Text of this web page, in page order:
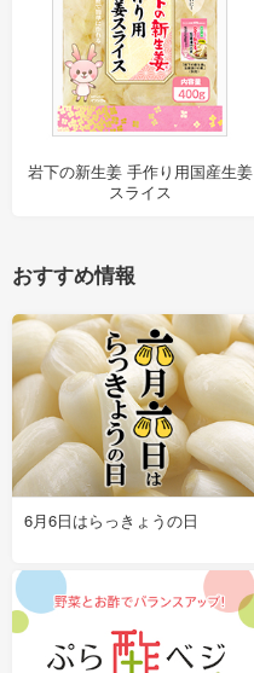
岩下の新生姜 手作り用国産生姜
スライス
おすすめ情報
6月6日はらっきょうの日